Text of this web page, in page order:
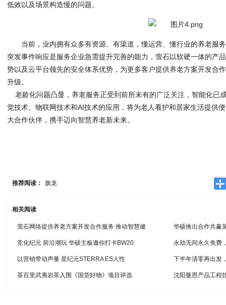
低效以及场景构造慢的问题。
当前，业内拥有众多有资源、有渠道，懂运营、懂行业的养老服
突发事件响应是服务企业急需提升完善的能力，萤石以软硬一体的产
势以及云平台领先的安全体系优势，为更多客户提供养老方案开发合
升级。
老龄化问题凸显，养老服务正受到前所未有的广泛关注，智能化已
觉技术、物联网技术和AI技术的应用，将为老人看护和居家生活提供
大合作伙伴，携手迈向智慧养老新未来。
推荐阅读： 旗龙
相关阅读
萤石网络提供养老方案开发合作服务 推动智慧健 华硕推出合作共赢
竞化纪元 前沿潮玩 华硕主板邀你打卡BW20 永劫无间永久免费
以营销带动声量 星纪元STERRA ES人性 下半年清零再出发
茶百里武夷岩茶入围《国货好物》项目评选 沈阳曼恩产品工程